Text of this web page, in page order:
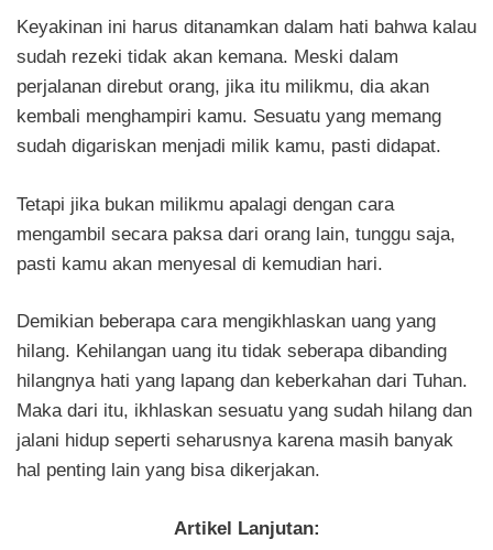
Keyakinan ini harus ditanamkan dalam hati bahwa kalau
sudah rezeki tidak akan kemana. Meski dalam
perjalanan direbut orang, jika itu milikmu, dia akan
kembali menghampiri kamu. Sesuatu yang memang
sudah digariskan menjadi milik kamu, pasti didapat.
Tetapi jika bukan milikmu apalagi dengan cara
mengambil secara paksa dari orang lain, tunggu saja,
pasti kamu akan menyesal di kemudian hari.
Demikian beberapa cara mengikhlaskan uang yang
hilang. Kehilangan uang itu tidak seberapa dibanding
hilangnya hati yang lapang dan keberkahan dari Tuhan.
Maka dari itu, ikhlaskan sesuatu yang sudah hilang dan
jalani hidup seperti seharusnya karena masih banyak
hal penting lain yang bisa dikerjakan.
Artikel Lanjutan: